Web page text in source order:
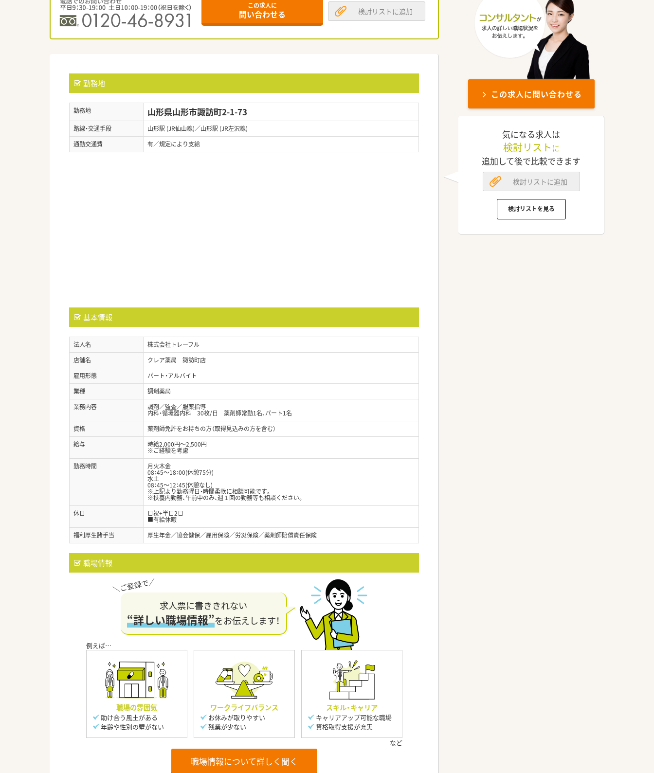
この求人に
問い合わせる 検討リストに追加
勤務地
勤務地 山形県山形市諏訪町2-1-73
路線・交通手段
山形駅 (JR仙山線)／山形駅 (JR左沢線)
通勤交通費
有／規定により支給
基本情報
法人名
株式会社トレーフル
店舗名
クレア薬局 諏訪町店
雇用形態
パート・アルバイト
業種
調剤薬局
業務内容
調剤／監査／服薬指導
内科・循環器内科 30枚/日 薬剤師常勤1名、パート1名
資格
薬剤師免許をお持ちの方（取得見込みの方を含む）
給与
時給2,000円～2,500円
※ご経験を考慮
勤務時間
月火木金
08：45～18：00(休憩75分)
水土
08：45～12：45(休憩なし)
※上記より勤務曜日・時間柔軟に相談可能です。
※扶養内勤務、午前中のみ、週１回の勤務等も相談ください。
休日
日祝+半日2日
■有給休暇
福利厚生諸手当
厚生年金／協会健保／雇用保険／労災保険／薬剤師賠償責任保険
職場情報
求人票に書ききれない
“詳しい職場情報”をお伝えします！
職場の雰囲気
助け合う風土がある
年齢や性別の壁がない
ワークライフバランス
お休みが取りやすい
残業が少ない
スキル・キャリア
キャリアアップ可能な職場
資格取得支援が充実
職場情報について詳しく聞く
この求人に問い合わせる
気になる求人は
検討リスト に
追加して後で比較できます
検討リストに追加
検討リストを見る